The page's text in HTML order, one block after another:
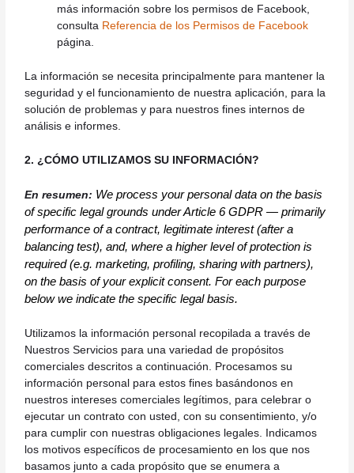
más información sobre los permisos de Facebook,
consulta Referencia de los Permisos de Facebook
página.
La información se necesita principalmente para mantener la
seguridad y el funcionamiento de nuestra aplicación, para la
solución de problemas y para nuestros fines internos de
análisis e informes.
2. ¿CÓMO UTILIZAMOS SU INFORMACIÓN?
En resumen: We process your personal data on the basis
of specific legal grounds under Article 6 GDPR — primarily
performance of a contract, legitimate interest (after a
balancing test), and, where a higher level of protection is
required (e.g. marketing, profiling, sharing with partners),
on the basis of your explicit consent. For each purpose
below we indicate the specific legal basis.
Utilizamos la información personal recopilada a través de
Nuestros Servicios para una variedad de propósitos
comerciales descritos a continuación. Procesamos su
información personal para estos fines basándonos en
nuestros intereses comerciales legítimos, para celebrar o
ejecutar un contrato con usted, con su consentimiento, y/o
para cumplir con nuestras obligaciones legales. Indicamos
los motivos específicos de procesamiento en los que nos
basamos junto a cada propósito que se enumera a